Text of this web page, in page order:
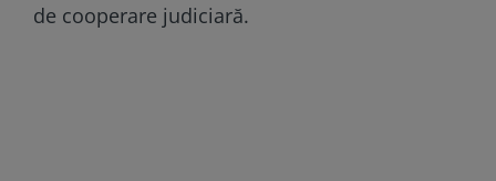
de cooperare judiciară.